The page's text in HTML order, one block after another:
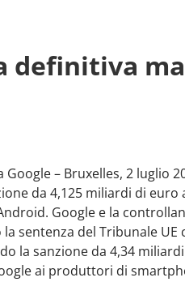
definitiva
– Bruxelles, 2 luglio
da 4,125 miliardi di
Google e la
del Tribunale UE
la sanzione da 4,34
ai produttori di